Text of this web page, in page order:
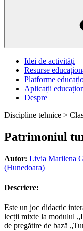
Idei de activități
Resurse
Platforme
Aplicații
Despre
Discipline tehnice >
Patrimoniul
Autor: Livia Marilena
(Hunedoara)
Descriere:
Este un joc didactic
lecții mixte la modulul
de pregătire de bază